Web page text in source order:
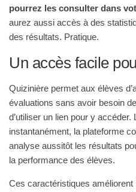
pourrez les consulter dans
aurez aussi accès à des
des résultats. Pratique.
Un accès facile
Quizinière permet aux élèves
évaluations sans avoir besoin
d’utiliser un lien pour y
instantanément, la plateforme
analyse aussitôt les résultats
la performance des élèves.
Ces caractéristiques améliorent